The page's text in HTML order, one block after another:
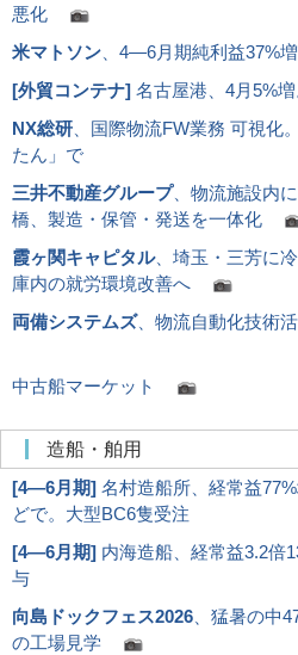
悪化
米マトソン、4―6月期純利益37%
[外貿コンテナ] 名古屋港、4月5%
NX総研、国際物流FW業務 可視化
たん」で
三井不動産グループ、物流施設内
橋、製造・保管・発送を一体化
霞ヶ関キャピタル、埼玉・三芳に
庫内の就労環境改善へ
両備システムズ、物流自動化技術
中古船マーケット
造船・舶用
[4―6月期] 名村造船所、経常益
どで。大型BC6隻受注
[4―6月期] 内海造船、経常益3.2倍
与
向島ドックフェス2026、猛暑の中
の工場見学